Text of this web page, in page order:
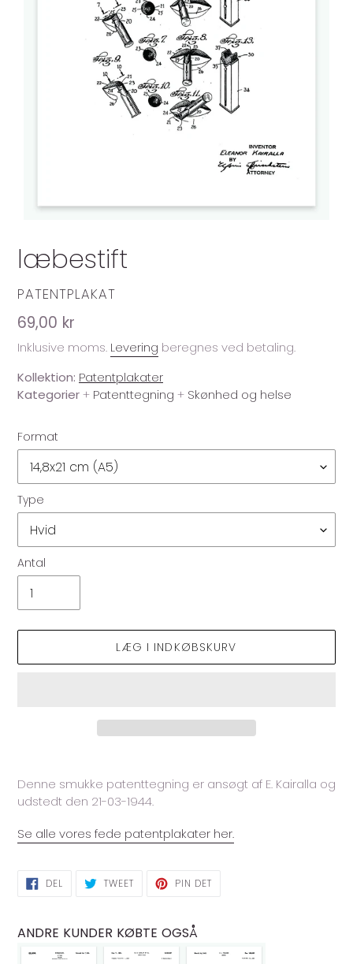
læbestift
FORHANDLER
PATENTPLAKAT
Normalpris
69,00 kr
Inklusive moms. Levering beregnes ved betaling.
Kollektion: Patentplakater
Kategorier+ Patenttegning + Skønhed og helse
Format
Type
Antal
LÆG I INDKØBSKURV
produkt
indkøbskurv
Denne smukke patenttegning er ansøgt af E. Kairalla og
udstedt den 21-03-1944.
Se alle vores fede patentplakater her.
DEL
PÅ
TWEETTWEET PIN DET
ANDRE KUNDER KØBTE OGSÅ